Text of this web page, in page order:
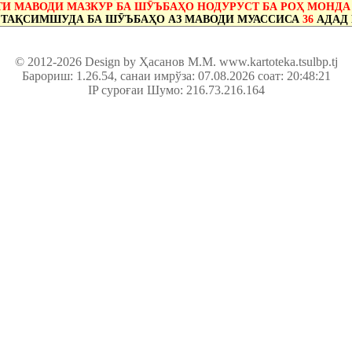
МАВОДИ МАЗКУР БА ШӮЪБАҲО НОДУРУСТ БА РОҲ
БА ШӮЪБАҲО АЗ МАВОДИ МУАССИСА 36АДАД
© 2012-2026 Design by Ҳасанов М.М. www.kartoteka.tsulbp.tj
Барориш: 1.26.54, санаи имрўза: 07.08.2026 соат: 20:48:21
IP суроғаи Шумо: 216.73.216.164